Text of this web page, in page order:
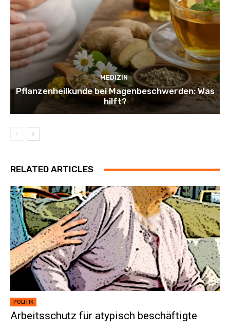
MEDIZIN
Pflanzenheilkunde bei Magenbeschwerden: Was
hilft?
RELATED ARTICLES
POLITIK
Arbeitsschutz für atypisch beschäftigte